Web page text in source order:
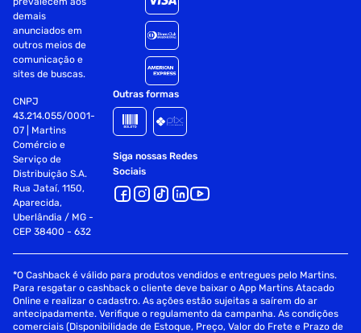
demais
anunciados em
outros meios de
comunicação e
sites de buscas.
CNPJ
43.214.055/0001-
07 | Martins
Comércio e
Serviço de
Distribuição S.A.
Rua Jataí, 1150,
Aparecida,
Uberlândia / MG -
CEP 38400 - 632
Outras formas
Siga nossas Redes
Sociais
*O Cashback é válido para produtos vendidos e entregues pelo Martins.
Para resgatar o cashback o cliente deve baixar o App Martins Atacado
Online e realizar o cadastro. As ações estão sujeitas a saírem do ar
antecipadamente. Verifique o regulamento da campanha. As condições
comerciais (Disponibilidade de Estoque, Preço, Valor do Frete e Prazo de